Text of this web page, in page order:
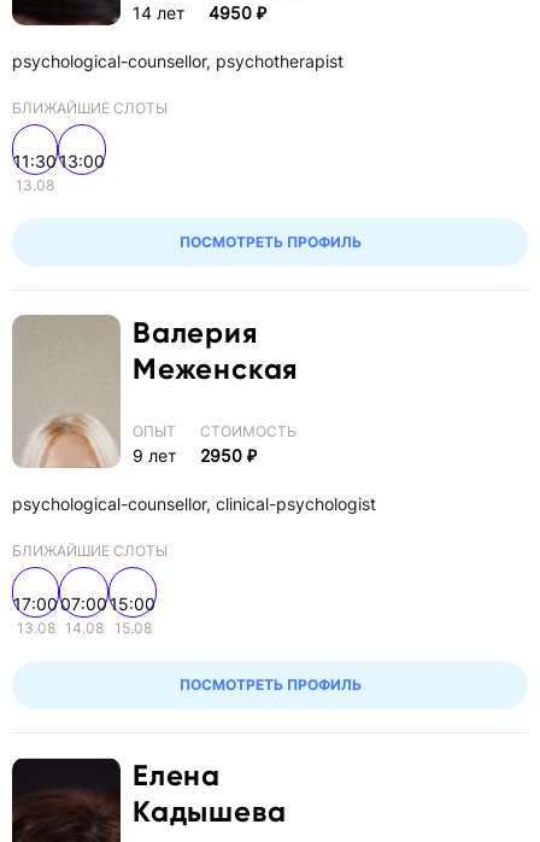
psychological-counsellor, psychotherapist
14 лет 4950 ₽
БЛИЖАЙШИЕ СЛОТЫ
11:30
13.08
13:00
ПОСМОТРЕТЬ ПРОФИЛЬ
Валерия
Меженская
psychological-counsellor, clinical-psychologist
ОПЫТ
9 лет
СТОИМОСТЬ
2950 ₽
БЛИЖАЙШИЕ СЛОТЫ
17:00
13.08
07:00
14.08
15:00
15.08
ПОСМОТРЕТЬ ПРОФИЛЬ
Елена
Кадышева